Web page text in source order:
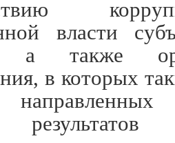
власти
а также
в которых